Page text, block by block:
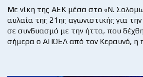
Με νίκη της ΑΕΚ μέσα στο «Ν.
αυλαία της 21ης αγωνιστικής για
σε συνδυασμό με την ήττα, που
σήμερα ο ΑΠΟΕΛ από τον Κεραυνό, η